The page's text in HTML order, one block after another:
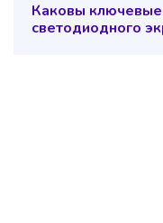
Каковы ключевые
светодиодного